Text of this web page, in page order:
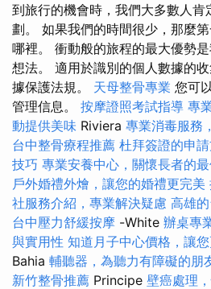
到旅行的機會時，我們大多數人
劃。 如果我們的時間很少，那麼
哪裡。 衝動般的旅程的最大優勢
想法。 適用於識別的個人數據的
據保護法規。 天母整骨專業 您可
管理信息。 按摩證照考試指導 專
動提供美味 Riviera 專業消毒服務
台中整骨療程推薦 杜拜簽證的申
技巧 專業安養中心，關懷長者的
戶外婚禮外燴，讓您的婚禮更完美
社服務介紹，專業解決疑慮 高雄
台中壓力舒緩按摩 -White 辦桌專
與實用性 知道月子中心價格，讓
Bahia 輔聽器，為聽力有障礙的朋
新竹整骨推薦 Principe 壁癌處理